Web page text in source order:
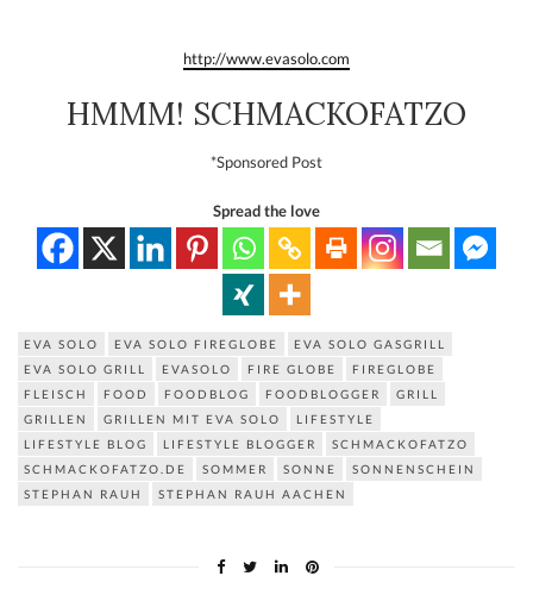
http://www.evasolo.com
HMMM! SCHMACKOFATZO
*Sponsored Post
Spread the love
EVA SOLO EVA SOLO FIREGLOBE
EVA SOLO GASGRILL
EVA SOLO GRILL
EVASOLO FIRE GLOBE
FIREGLOBE
FLEISCH
FOOD FOODBLOG FOODBLOGGER
GRILL
GRILLEN
GRILLEN MIT EVA SOLO
LIFESTYLE
LIFESTYLE BLOG
LIFESTYLE BLOGGER
SCHMACKOFATZO
SCHMACKOFATZO.DE
SOMMER SONNE
SONNENSCHEIN
STEPHAN RAUH
STEPHAN RAUH AACHEN